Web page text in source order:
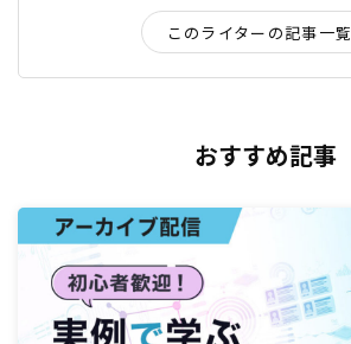
このライターの記事一覧
おすすめ記事